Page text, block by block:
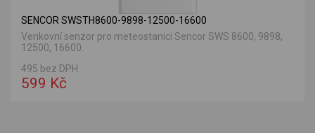
SENCOR SWSTH8600-9898-12500-16600
Venkovní senzor pro meteostanici Sencor SWS 8600, 9898,
12500, 16600.
495 bez DPH
599 Kč